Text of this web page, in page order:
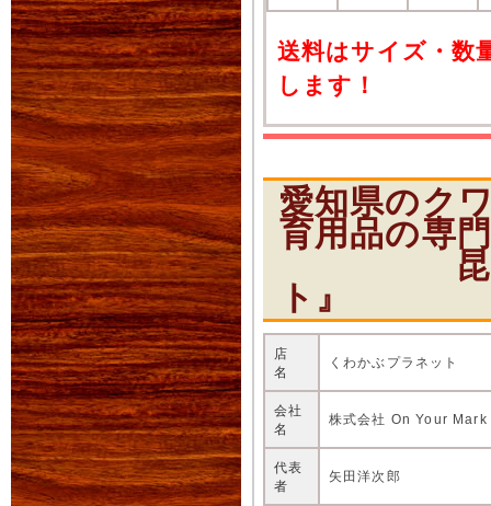
送料はサイズ・数
します！
愛知県のク
育用品の専
昆虫シ
ト』
店
名
くわかぶプラネット
会社
名
株式会社 On Your Mark
代表
者
矢田洋次郎